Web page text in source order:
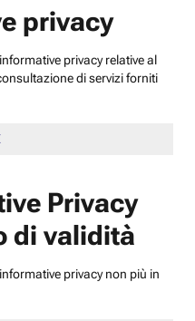
privacy
privacy relative al
di servizi forniti
Privacy
di validità
privacy non più in